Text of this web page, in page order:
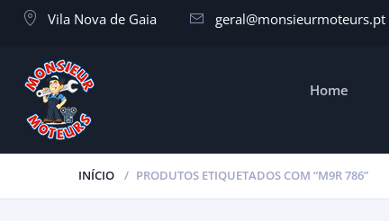
Vila Nova de Gaia geral@monsieurmoteurs.pt
Home
INÍCIO PRODUTOS ETIQUETADOS COM “M9R 786”